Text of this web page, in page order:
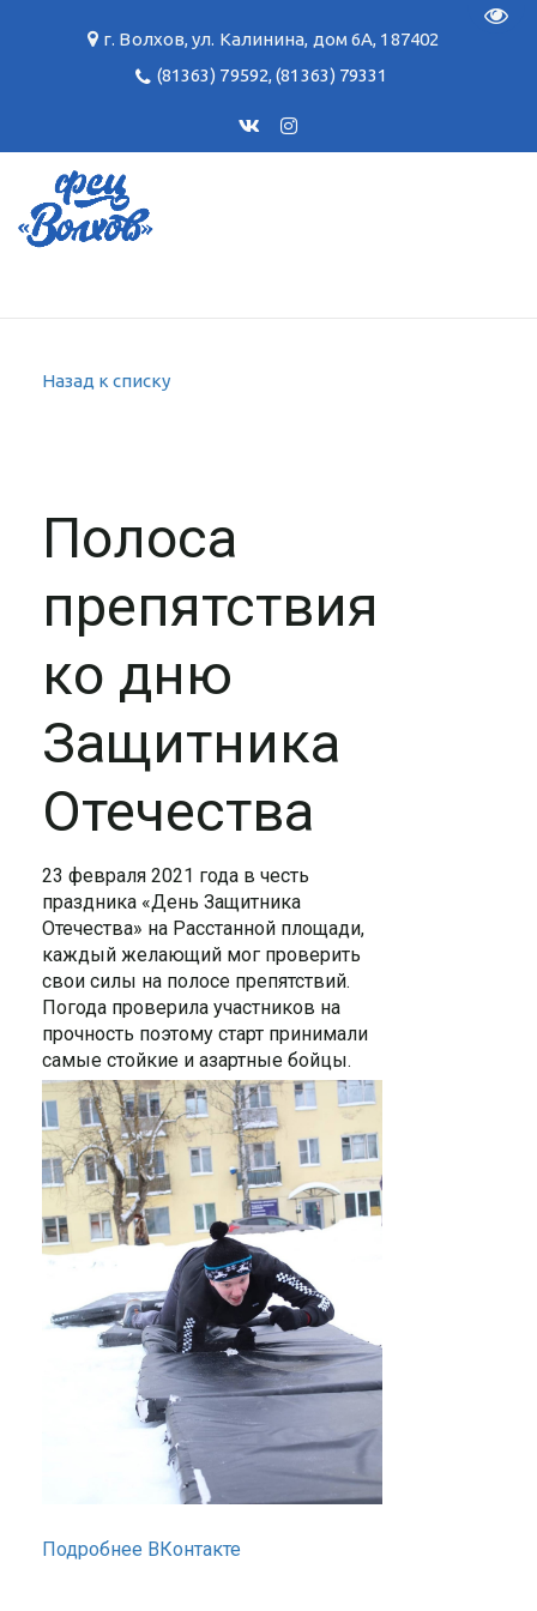
г. Волхов,ул. Калинина, дом 6А, 187402
(81363) 79592,(81363) 79331
Назад к списку
Полоса
препятствия
ко дню
Защитника
Отечества
23 февраля 2021 года в честь
праздника «День Защитника
Отечества» на Расстанной площади,
каждый желающий мог проверить
свои силы на полосе препятствий.
Погода проверила участников на
прочность поэтому старт принимали
самые стойкие и азартные бойцы.
Подробнее ВКонтакте